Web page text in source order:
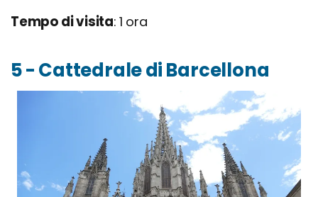
Tempo di visita: 1 ora
5 - Cattedrale di Barcellona